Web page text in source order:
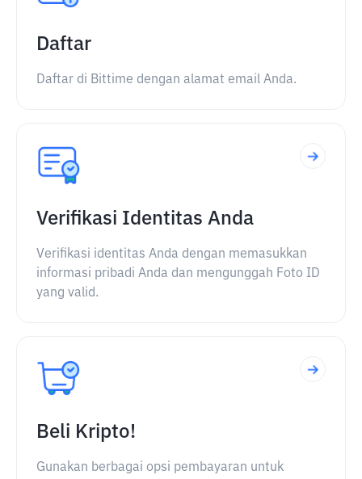
Daftar
Daftar di Bittime dengan alamat email Anda.
Verifikasi Identitas Anda
Verifikasi identitas Anda dengan memasukkan
informasi pribadi Anda dan mengunggah Foto ID
yang valid.
Beli Kripto!
Gunakan berbagai opsi pembayaran untuk